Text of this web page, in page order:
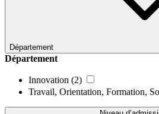
Département
Département
Innovation (2)
Travail, Orientation, Formation,